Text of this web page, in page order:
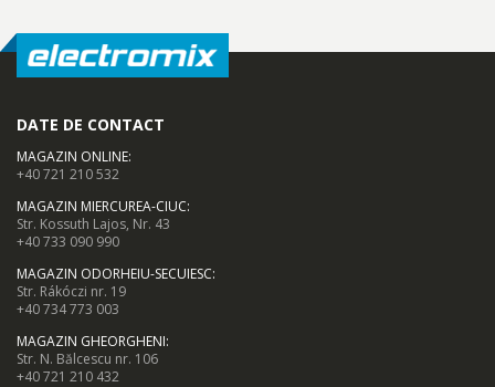
DATE DE CONTACT
MAGAZIN ONLINE:
+40 721 210 532
MAGAZIN MIERCUREA-CIUC:
Str. Kossuth Lajos, Nr. 43
+40 733 090 990
MAGAZIN ODORHEIU-SECUIESC:
Str. Rákóczi nr. 19
+40 734 773 003
MAGAZIN GHEORGHENI:
Str. N. Bălcescu nr. 106
+40 721 210 432